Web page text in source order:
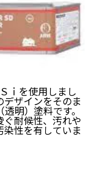
ｉを使用しまし
ザインをそのま
明）塗料です。
耐候性、汚れや
性を有していま